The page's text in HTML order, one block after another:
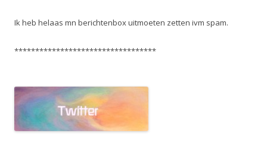
Ik heb helaas mn berichtenbox uitmoeten zetten ivm spam.
**********************************